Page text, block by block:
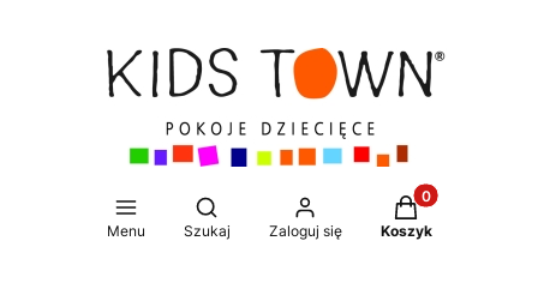
Menu
Otwórz wyszukiwarkę
Szukaj Zaloguj się
Produkty w
Koszyk